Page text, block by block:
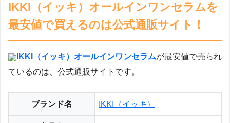
IKKI（イッキ）オールインワンセラムを
最安値で買えるのは公式通販サイト！
IKKI（イッキ）オールインワンセラムが最安値で売られ
ているのは、公式通販サイトです。
ブランド名 IKKI（イッキ）